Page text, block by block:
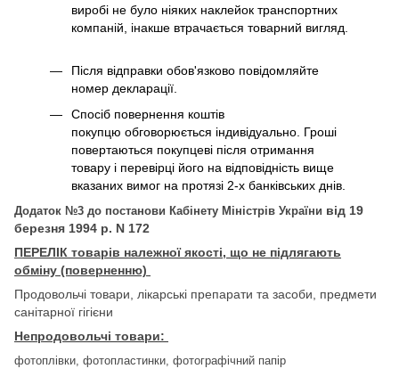
виробі не було ніяких наклейок транспортних
компаній, інакше втрачається товарний вигляд.
Після відправки обов'язково повідомляйте
номер декларації.
Спосіб повернення коштів
покупцю обговорюється індивідуально. Гроші
повертаються покупцеві після отримання
товару і перевірці його на відповідність вище
вказаних вимог на протязі 2-х банківських днів.
Додаток №3 до постанови Кабінету Міністрів України від 19
березня 1994 р. N 172
ПЕРЕЛІК товарів належної якості, що не підлягають
обміну (поверненню)
Продовольчі товари, лікарські препарати та засоби, предмети
санітарної гігієни
Непродовольчі товари:
фотоплівки, фотопластинки, фотографічний папір